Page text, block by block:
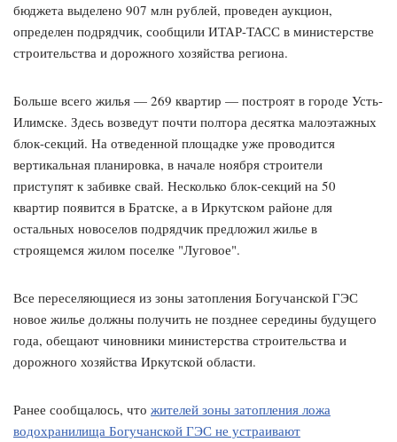
бюджета выделено 907 млн рублей, проведен аукцион,
определен подрядчик, сообщили ИТАР-ТАСС в министерстве
строительства и дорожного хозяйства региона.
Больше всего жилья — 269 квартир — построят в городе Усть-
Илимске. Здесь возведут почти полтора десятка малоэтажных
блок-секций. На отведенной площадке уже проводится
вертикальная планировка, в начале ноября строители
приступят к забивке свай. Несколько блок-секций на 50
квартир появится в Братске, а в Иркутском районе для
остальных новоселов подрядчик предложил жилье в
строящемся жилом поселке "Луговое".
Все переселяющиеся из зоны затопления Богучанской ГЭС
новое жилье должны получить не позднее середины будущего
года, обещают чиновники министерства строительства и
дорожного хозяйства Иркутской области.
Ранее сообщалось, что жителей зоны затопления ложа
водохранилища Богучанской ГЭС не устраивают